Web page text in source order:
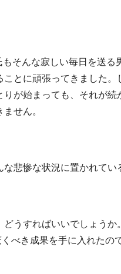
そんな寂しい毎日を送
とに頑張ってきました
が始まっても、それが
せん。
悲惨な状況に置かれてい
うすればいいでしょうか
べき成果を手に入れたの